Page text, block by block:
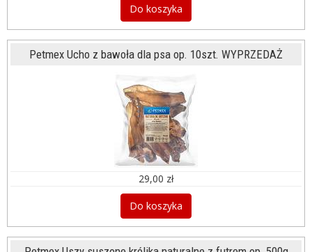
Do koszyka
Petmex Ucho z bawoła dla psa op. 10szt. WYPRZEDAŻ
29,00 zł
Do koszyka